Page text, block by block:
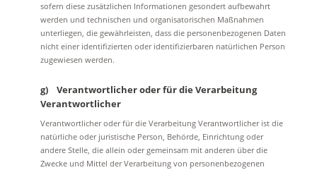
sofern diese zusätzlichen Informationen gesondert aufbewahrt
werden und technischen und organisatorischen Maßnahmen
unterliegen, die gewährleisten, dass die personenbezogenen Daten
nicht einer identifizierten oder identifizierbaren natürlichen Person
zugewiesen werden.
g) Verantwortlicher oder für die Verarbeitung
Verantwortlicher
Verantwortlicher oder für die Verarbeitung Verantwortlicher ist die
natürliche oder juristische Person, Behörde, Einrichtung oder
andere Stelle, die allein oder gemeinsam mit anderen über die
Zwecke und Mittel der Verarbeitung von personenbezogenen